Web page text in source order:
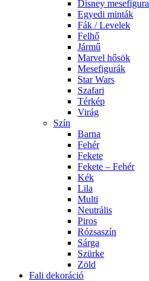
Disney mesefigura
Egyedi minták
Fák / Levelek
Felhő
Jármű
Marvel hősök
Mesefigurák
Star Wars
Szafari
Térkép
Virág
Szín
Barna
Fehér
Fekete
Fekete – Fehér
Kék
Lila
Multi
Neutrális
Piros
Rózsaszín
Sárga
Szürke
Zöld
Fali dekoráció